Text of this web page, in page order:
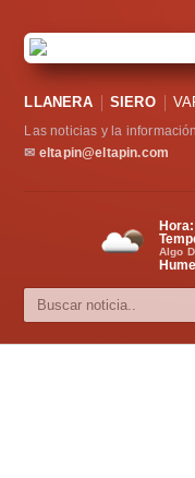
LLANERA SIERO
Las noticias y la
✉ eltapin@eltapin.com
Hora:
Algo